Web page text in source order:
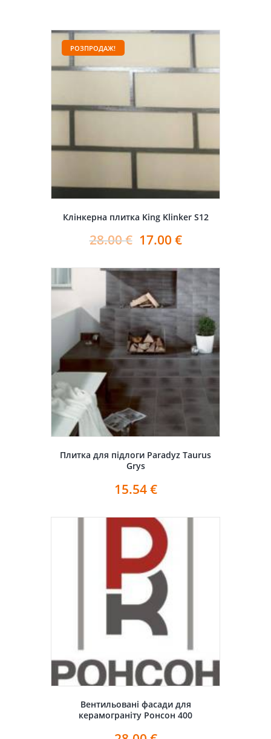
РОЗПРОДАЖ!
Клінкерна плитка King Klinker S12
28.00€ 17.00 €
Плитка для підлоги Paradyz Taurus
Grys
15.54€
Вентильовані фасади для
керамограніту Ронсон 400